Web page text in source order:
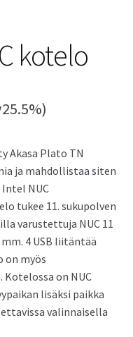
kotelo
Akasa Plato TN
ja mahdollistaa siten
NUC
tukee 11. sukupolven
varustettuja NUC 11
4 USB liitäntää
on myös
on NUC
lisäksi paikka
valinnaisella